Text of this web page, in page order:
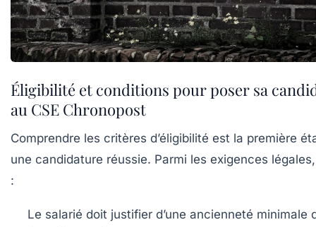
Éligibilité et conditions pour poser sa
au CSE Chronopost
Comprendre les critères d’éligibilité est la première
une candidature réussie. Parmi les exigences
:
Le salarié doit justifier d’une ancienneté minimale